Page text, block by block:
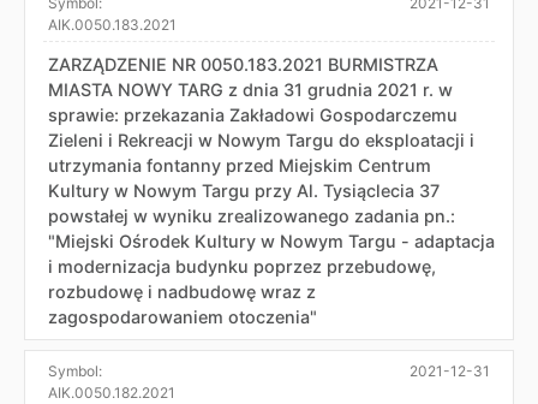
AIK.0050.183.2021
ZARZĄDZENIE NR 0050.183.2021 BURMISTRZA
MIASTA NOWY TARG z dnia 31 grudnia 2021 r. w
sprawie: przekazania Zakładowi Gospodarczemu
Zieleni i Rekreacji w Nowym Targu do eksploatacji i
utrzymania fontanny przed Miejskim Centrum
Kultury w Nowym Targu przy Al. Tysiąclecia 37
powstałej w wyniku zrealizowanego zadania pn.:
"Miejski Ośrodek Kultury w Nowym Targu - adaptacja
i modernizacja budynku poprzez przebudowę,
rozbudowę i nadbudowę wraz z
zagospodarowaniem otoczenia"
Symbol:
AIK.0050.182.2021
2021-12-31